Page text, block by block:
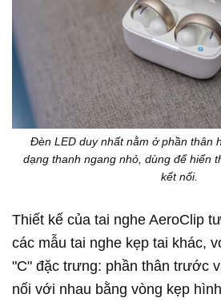
Đèn LED duy nhất nằm ở phần thân
dạng thanh ngang nhỏ, dùng để hiển
kết nối.
Thiết kế của tai nghe AeroClip
các mẫu tai nghe kẹp tai khác,
"C" đặc trưng: phần thân trước
nối với nhau bằng vòng kẹp